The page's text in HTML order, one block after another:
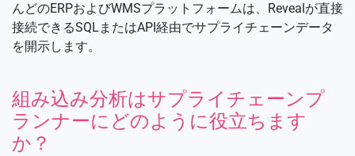
んどのERPおよびWMSプラットフォームは、Revealが直接
接続できるSQLまたはAPI経由でサプライチェーンデータ
を開示します。
組み込み分析はサプライチェーンプ
ランナーにどのように役立ちます
か？